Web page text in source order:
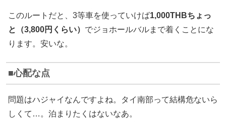
このルートだと、3等車を使っていけば1,000THBちょっ
と（3,800円くらい） でジョホールバルまで着くことにな
ります。安いな。
心配な点
問題はハジャイなんですよね。タイ南部って結構危ないら
しくて…。泊まりたくはないなあ。